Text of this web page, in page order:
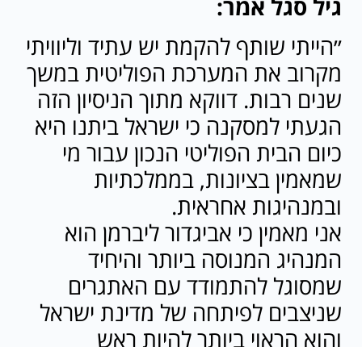
גיל סגל אמר:
‏״הייתי שותף להקמת יש עתיד וליוויתי
מקרוב את המערכת הפוליטית במשך
שנים רבות. דווקא מתוך הניסיון הזה
הגעתי למסקנה כי ישראל ביתנו היא
כיום הבית הפוליטי הנכון עבור מי
שמאמין בציונות, בממלכתיות
ובמנהיגות אחראית.
אני מאמין כי אביגדור ליברמן הוא
המנהיג המנוסה ביותר והיחיד
שמסוגל להתמודד עם האתגרים
שניצבים לפיתחה של מדינת ישראל
והוא הראוי ביותר להיות ראש